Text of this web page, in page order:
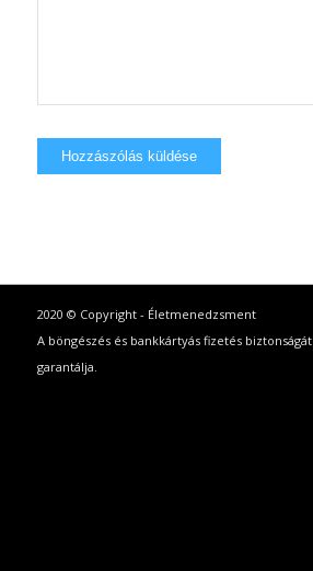
2020 © Copyright - Életmenedzsment
A böngészés és bankkártyás fizetés
garantálja.